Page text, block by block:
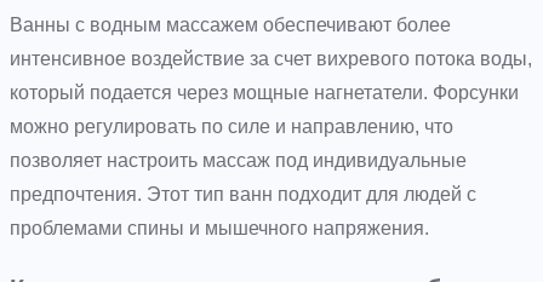
Ванны с водным массажем обеспечивают более
интенсивное воздействие за счет вихревого потока воды,
который подается через мощные нагнетатели. Форсунки
можно регулировать по силе и направлению, что
позволяет настроить массаж под индивидуальные
предпочтения. Этот тип ванн подходит для людей с
проблемами спины и мышечного напряжения.